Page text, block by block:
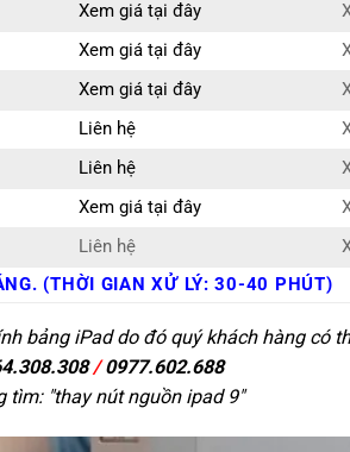
Xem giá tại đây
Xem giá tại đây
Xem giá tại đây
Liên hệ
Liên hệ
Xem giá tại đây
Liên hệ
(THỜI GIAN XỬ LÝ: 30-40 PHÚT)
bảng iPad do đó quý khách hàng có
/0977.602.688
tìm: "thay nút nguồn ipad 9"